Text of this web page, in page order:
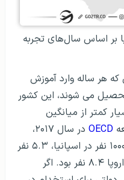
بر اساس سال‌های تجربه
که هر ساله وارد آموزش
می شوند، این کشور
کمتر از میانگین
OECD
در سال ۲۰۱۷،
تعداد پرستاران شاغل به ازای هر ۱۰۰۰ نفر در اسپانیا، ۵.۳ نفر
بود، در حالی که میانگین اتحادیه اروپا ۸.۴ نفر بود. اگر